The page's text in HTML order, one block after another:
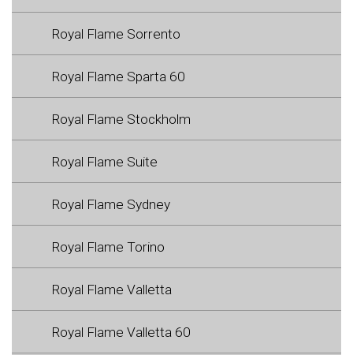
Royal Flame Sorrento
Royal Flame Sparta 60
Royal Flame Stockholm
Royal Flame Suite
Royal Flame Sydney
Royal Flame Torino
Royal Flame Valletta
Royal Flame Valletta 60